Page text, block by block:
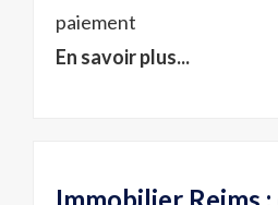
paiement
En savoir plus...